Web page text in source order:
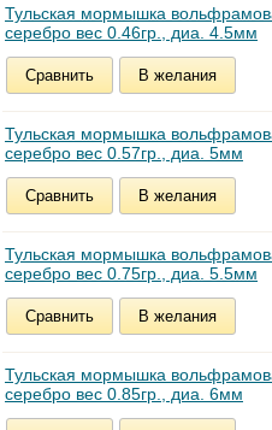
Тульская мормышка
серебро вес 0.46гр., диа. 4.5мм
Сравнить В желания
Тульская мормышка
серебро вес 0.57гр., диа. 5мм
Сравнить В желания
Тульская мормышка
серебро вес 0.75гр., диа. 5.5мм
Сравнить В желания
Тульская мормышка
серебро вес 0.85гр., диа. 6мм